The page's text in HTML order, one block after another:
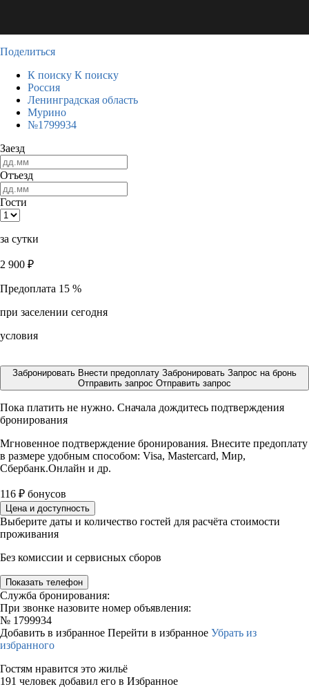
Поделиться
К поиску К поиску
Россия
Ленинградская область
Мурино
№1799934
Заезд
Отъезд
Гости
за сутки
2 900 ₽
Предоплата 15 %
при заселении сегодня
условия
Забронировать Внести предоплату Забронировать Запрос на бронь
Отправить запрос Отправить запрос
Пока платить не нужно. Сначала дождитесь подтверждения
бронирования
Мгновенное подтверждение бронирования. Внесите предоплату
в размере удобным способом: Visa, Mastercard, Мир,
Сбербанк.Онлайн и др.
116 ₽ бонусов
Цена и доступность
Выберите даты и количество гостей для расчёта стоимости
проживания
Без комиссии и сервисных сборов
Показать телефон
Служба бронирования:
При звонке назовите номер объявления:
№ 1799934
Добавить в избранное Перейти в избранное Убрать из
избранного
Гостям нравится это жильё
191 человек добавил его в Избранное